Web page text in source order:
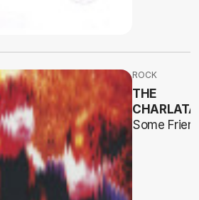
ROCK
THE
Some